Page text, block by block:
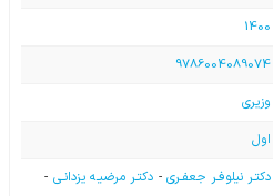
1400
9786004089074
وزیری
اول
دکتـر نیلوفـر جعفـری-دکتـر مرضیـه یزدانـی-